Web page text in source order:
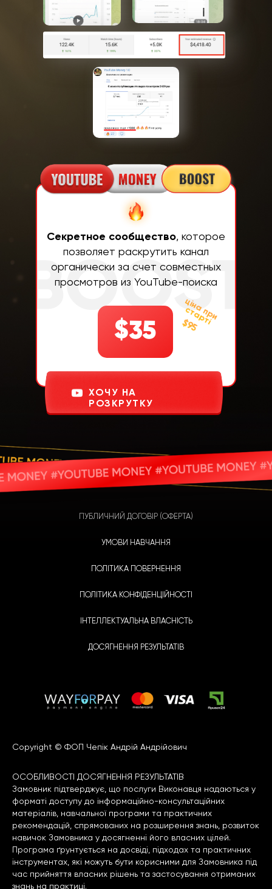
ХОЧУ НА
РОЗКРУТКУ
Cекретное сообщество, которое
позволяет раскрутить канал
органически за счет совместных
просмотров из YouTube-поиска
ц
ін
а
п
р
и
с
т
а
р
т
і
$35 $95
ПУБЛИЧНИЙ ДОГОВІР (ОФЕРТА)
УМОВИ НАВЧАННЯ
ПОЛІТИКА ПОВЕРНЕННЯ
ПОЛІТИКА КОНФІДЕНЦІЙНОСТІ
ІНТЕЛЛЕКТУАЛЬНА ВЛАСНІСТЬ
ДОСЯГНЕННЯ РЕЗУЛЬТАТІВ
Copyright © ФОП Чепік Андрій Андрійович
ОСОБЛИВОСТІ ДОСЯГНЕННЯ РЕЗУЛЬТАТІВ
Замовник підтверджує, що послуги Виконавця надаються у
форматі доступу до інформаційно-консультаційних
матеріалів, навчальної програми та практичних
рекомендацій, спрямованих на розширення знань, розвиток
навичок Замовника у досягненні його власних цілей.
Програма ґрунтується на досвіді, підходах та практичних
інструментах, які можуть бути корисними для Замовника під
час прийняття власних рішень та застосування отриманих
знань на практиці.